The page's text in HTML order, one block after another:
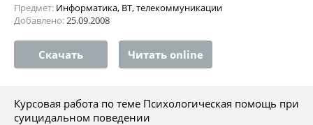
Предмет: Информатика, ВТ, телекоммуникации
Добавлено:25.09.2008
Скачать Читать online
Курсовая работа по теме Психологическая помощь при
суицидальном поведении